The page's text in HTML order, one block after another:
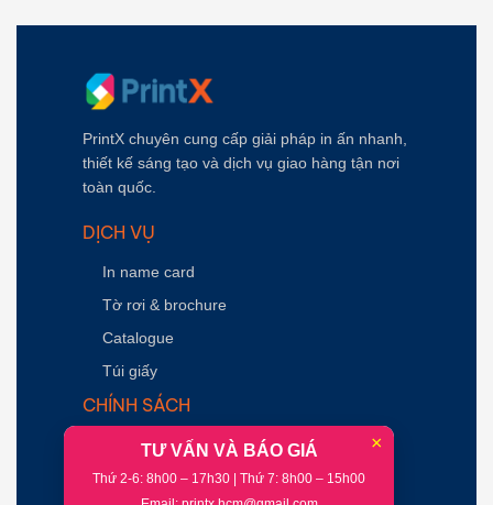
PrintX chuyên cung cấp giải pháp in ấn nhanh,
thiết kế sáng tạo và dịch vụ giao hàng tận nơi
toàn quốc.
DỊCH VỤ
In name card
Tờ rơi & brochure
Catalogue
Túi giấy
CHÍNH SÁCH
Chính sách vận chuyển
Thông tin thanh toán
TƯ VẤN VÀ BÁO GIÁ
Thứ 2-6: 8h00 – 17h30 | Thứ 7: 8h00 – 15h00
×